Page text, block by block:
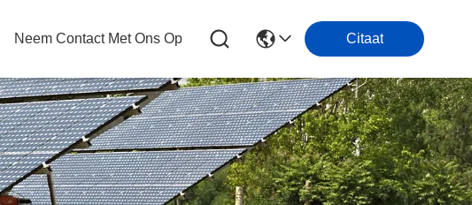
Neem Contact Met Ons Op Citaat